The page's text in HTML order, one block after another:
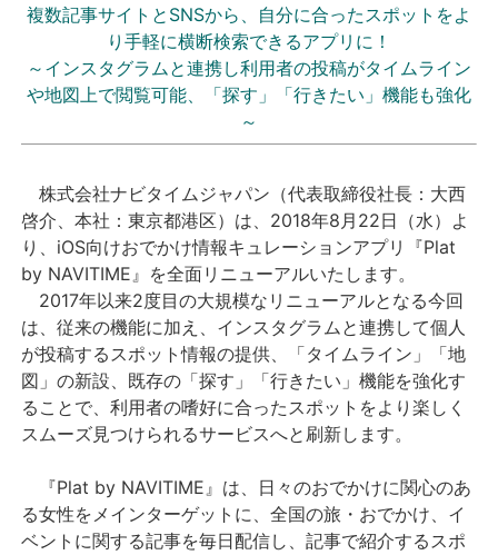
法人向けサービス
採用情報
複数記事サイトとSNSから、自分に合ったスポットをよ
り手軽に横断検索できるアプリに！
～インスタグラムと連携し利用者の投稿がタイムライン
や地図上で閲覧可能、「探す」「行きたい」機能も強化
～
株式会社ナビタイムジャパン（代表取締役社長：大西
啓介、本社：東京都港区）は、2018年8月22日（水）よ
り、iOS向けおでかけ情報キュレーションアプリ『Plat
by NAVITIME』を全面リニューアルいたします。
2017年以来2度目の大規模なリニューアルとなる今回
は、従来の機能に加え、インスタグラムと連携して個人
が投稿するスポット情報の提供、「タイムライン」「地
図」の新設、既存の「探す」「行きたい」機能を強化す
ることで、利用者の嗜好に合ったスポットをより楽しく
スムーズ見つけられるサービスへと刷新します。
『Plat by NAVITIME』は、日々のおでかけに関心のあ
る女性をメインターゲットに、全国の旅・おでかけ、イ
ベントに関する記事を毎日配信し、記事で紹介するスポ